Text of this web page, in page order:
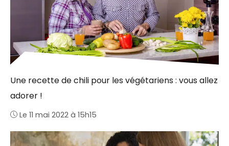
Une recette de chili pour les végétariens : vous allez
adorer !
Le 11 mai 2022 à 15h15